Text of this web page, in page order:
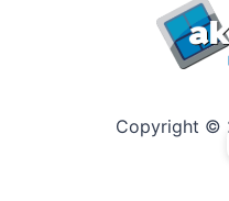
Copyright ©